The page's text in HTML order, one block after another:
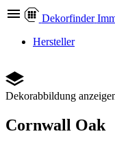
Dekorfinder
Hersteller
Dekorabbildung
Cornwall Oak